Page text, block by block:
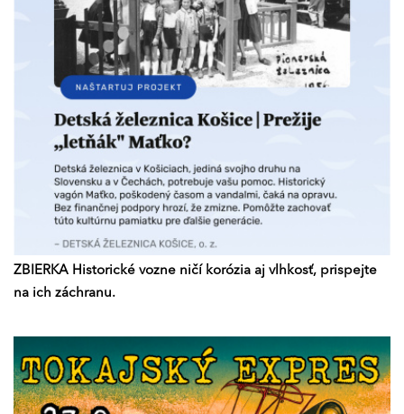
ZBIERKA Historické vozne ničí korózia aj vlhkosť, prispejte
na ich záchranu.